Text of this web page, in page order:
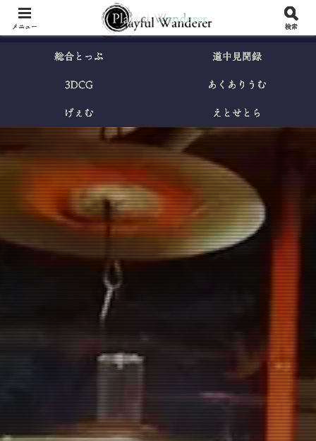
総合とっぷ 道中見聞録
3DCG あくありうむ
げぇむ えとせとら
メニュー 検索